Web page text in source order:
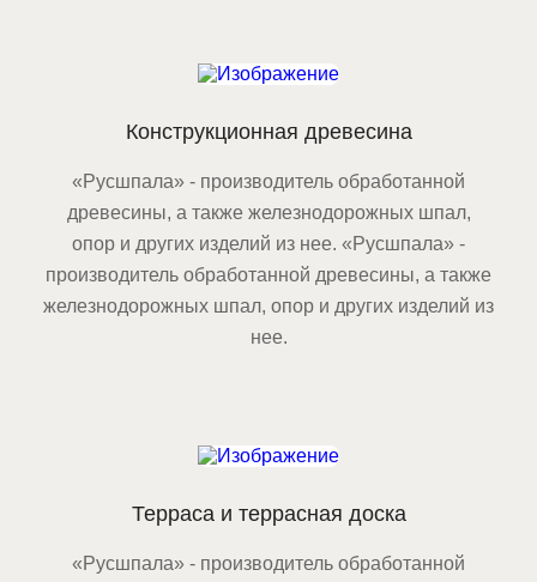
Конструкционная древесина
«Русшпала» - производитель обработанной
древесины, а также железнодорожных шпал,
опор и других изделий из нее. «Русшпала» -
производитель обработанной древесины, а также
железнодорожных шпал, опор и других изделий из
нее.
Терраса и террасная доска
«Русшпала» - производитель обработанной